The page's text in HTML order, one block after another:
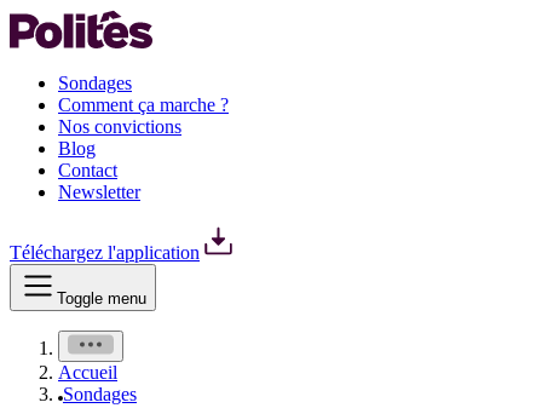
Sondages
Comment ça marche ?
Nos convictions
Blog
Contact
Newsletter
Téléchargez l'application
Toggle menu
Accueil
Sondages